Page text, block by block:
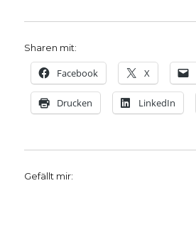
Sharen mit:
Facebook X
Drucken LinkedIn
Gefällt mir: